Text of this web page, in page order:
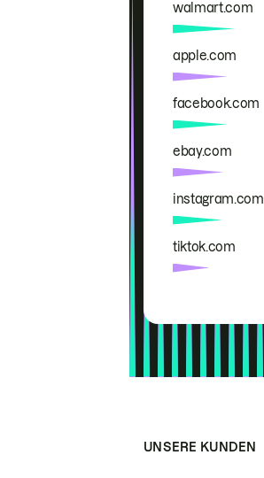
walmart.com
apple.com
facebook.com
ebay.com
instagram.com
tiktok.com
UNSERE KUNDEN